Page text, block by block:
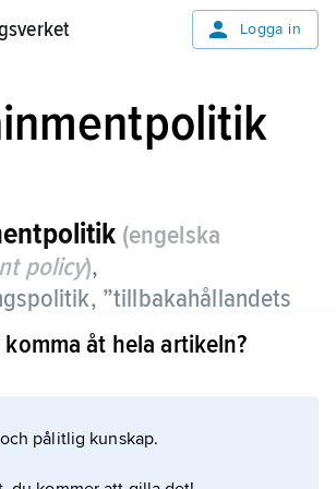
Logga in
(engelska
policy),
”tillbakahållandets
huvudlinje i amerikansk
under detkalla kriget,
som aggressiva sovjetiska
åt hela artikeln?
pålitlig kunskap.